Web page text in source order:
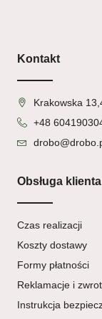
Kontakt
Krakowska
+48
Obsługa klienta
Czas realizacji
Koszty dostawy
Formy płatności
Reklamacje i
Instrukcja